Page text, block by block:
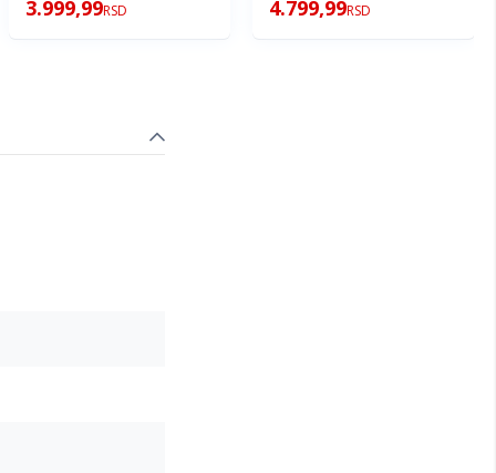
3.999,99RSD 4.799,99RSD